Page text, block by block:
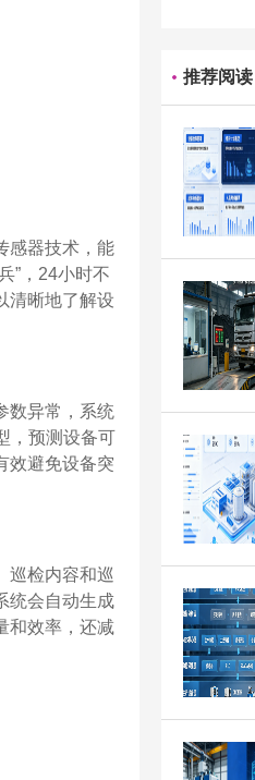
感器技术，能
”，24小时不
清晰地了解设
数异常，系统
，预测设备可
效避免设备突
巡检内容和巡
统会自动生成
和效率，还减
推荐阅读